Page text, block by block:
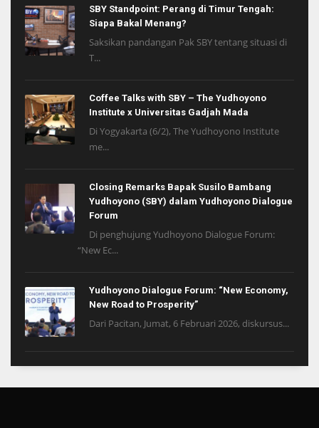
SBY Standpoint: Perang di Timur Tengah:
Siapa Bakal Menang?
Saksikan pandangan Pak SBY tentang situasi di
T...
Coffee Talks with SBY – The Yudhoyono
Institute x Universitas Gadjah Mada
Di Yogyakarta (6/2), The Yudhoyono Institute
me...
Closing Remarks Bapak Susilo Bambang
Yudhoyono (SBY) dalam Yudhoyono Dialogue
Forum
Di penghujung Yudhoyono Dialogue Forum:
“New Ec...
Yudhoyono Dialogue Forum: “New Economy,
New Road to Prosperity”
Dari Pacitan, Jumat, 6 Februari 2026, diskursus...